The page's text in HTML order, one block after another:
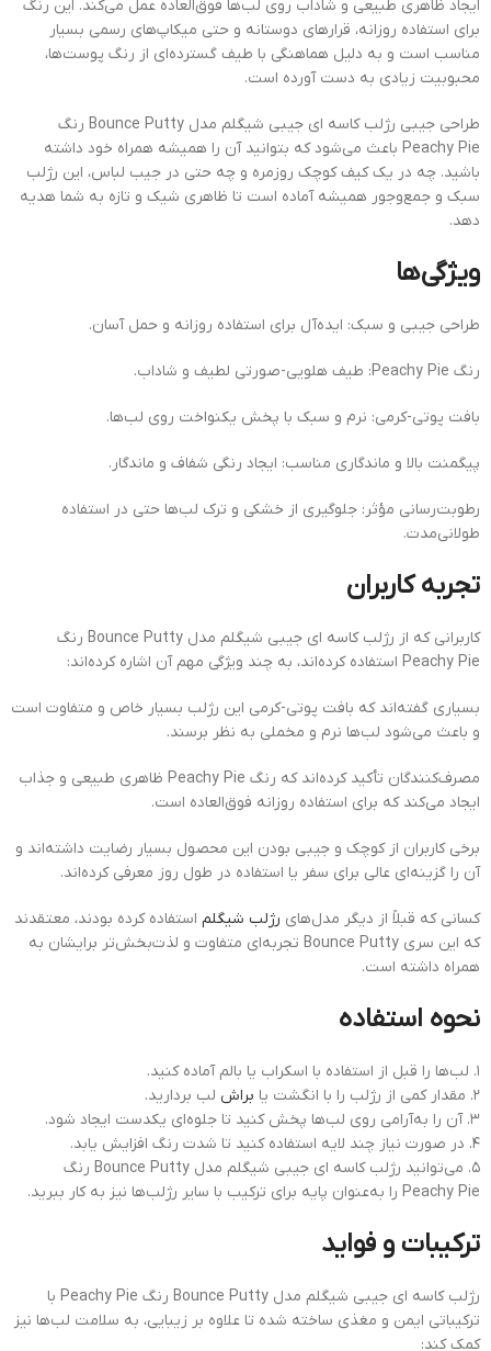
ایجاد ظاهری طبیعی و شاداب روی لب‌ها فوق‌العاده عمل می‌کند. این رنگ
برای استفاده روزانه، قرارهای دوستانه و حتی میکاپ‌های رسمی بسیار
مناسب است و به دلیل هماهنگی با طیف گسترده‌ای از رنگ پوست‌ها،
محبوبیت زیادی به دست آورده است.
طراحی جیبی رژلب کاسه ای جیبی شیگلم مدل Bounce Putty رنگ
Peachy Pie باعث می‌شود که بتوانید آن را همیشه همراه خود داشته
باشید. چه در یک کیف کوچک روزمره و چه حتی در جیب لباس، این رژلب
سبک و جمع‌وجور همیشه آماده است تا ظاهری شیک و تازه به شما هدیه
دهد.
ویژگی‌ها
طراحی جیبی و سبک: ایده‌آل برای استفاده روزانه و حمل آسان.
رنگ Peachy Pie: طیف هلویی-صورتی لطیف و شاداب.
بافت پوتی-کرمی: نرم و سبک با پخش یکنواخت روی لب‌ها.
پیگمنت بالا و ماندگاری مناسب: ایجاد رنگی شفاف و ماندگار.
رطوبت‌رسانی مؤثر: جلوگیری از خشکی و ترک لب‌ها حتی در استفاده
طولانی‌مدت.
تجربه کاربران
کاربرانی که از رژلب کاسه ای جیبی شیگلم مدل Bounce Putty رنگ
Peachy Pie استفاده کرده‌اند، به چند ویژگی مهم آن اشاره کرده‌اند:
بسیاری گفته‌اند که بافت پوتی-کرمی این رژلب بسیار خاص و متفاوت است
و باعث می‌شود لب‌ها نرم و مخملی به نظر برسند.
مصرف‌کنندگان تأکید کرده‌اند که رنگ Peachy Pie ظاهری طبیعی و جذاب
ایجاد می‌کند که برای استفاده روزانه فوق‌العاده است.
برخی کاربران از کوچک و جیبی بودن این محصول بسیار رضایت داشته‌اند و
آن را گزینه‌ای عالی برای سفر یا استفاده در طول روز معرفی کرده‌اند.
کسانی که قبلاً از دیگر مدل‌های رژلب شیگلم استفاده کرده بودند، معتقدند
که این سری Bounce Putty تجربه‌ای متفاوت و لذت‌بخش‌تر برایشان به
همراه داشته است.
نحوه استفاده
۱. لب‌ها را قبل از استفاده با اسکراب یا بالم آماده کنید.
۲. مقدار کمی از رژلب را با انگشت یا
براش لب بردارید.
۳. آن را به‌آرامی روی لب‌ها پخش کنید تا جلوه‌ای یکدست ایجاد شود.
۴. در صورت نیاز چند لایه استفاده کنید تا شدت رنگ افزایش یابد.
۵. می‌توانید رژلب کاسه ای جیبی شیگلم مدل Bounce Putty رنگ
Peachy Pie را به‌عنوان پایه برای ترکیب با سایر رژلب‌ها نیز به کار ببرید.
ترکیبات و فواید
رژلب کاسه ای جیبی شیگلم مدل Bounce Putty رنگ Peachy Pie با
ترکیباتی ایمن و مغذی ساخته شده تا علاوه بر زیبایی، به سلامت لب‌ها نیز
کمک کند: